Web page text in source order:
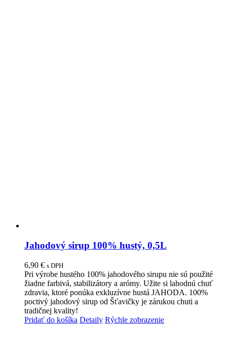
Jahodový sirup 100% hustý, 0,5L
6,90 € s DPH
Pri výrobe hustého 100% jahodového sirupu nie sú použité
žiadne farbivá, stabilizátory a arómy. Užite si lahodnú chuť
zdravia, ktoré ponúka exkluzívne hustá JAHODA. 100%
poctivý jahodový sirup od Šťavičky je zárukou chuti a
tradičnej kvality!
Pridať do košíka Detaily Rýchle zobrazenie